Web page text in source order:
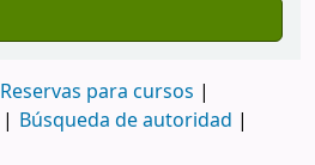
Reservas para cursos
Búsqueda de autoridad